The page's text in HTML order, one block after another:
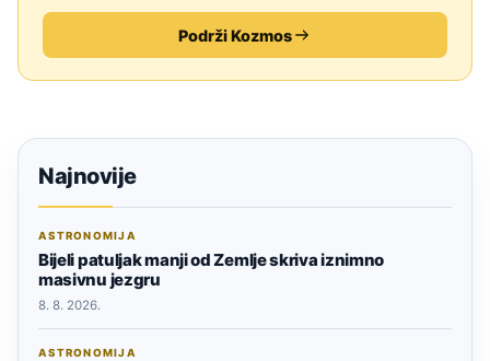
Podrži Kozmos
Najnovije
ASTRONOMIJA
Bijeli patuljak manji od Zemlje skriva iznimno
masivnu jezgru
8. 8. 2026.
ASTRONOMIJA